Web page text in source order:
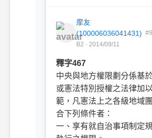
摩友
(100006036041431)
B2 · 2014/09/11
釋字467
中央與地方權限劃分係基
或憲法特別授權之法律加
範，凡憲法上之各級地域
合下列條件者：
一、享有就自治事項制定